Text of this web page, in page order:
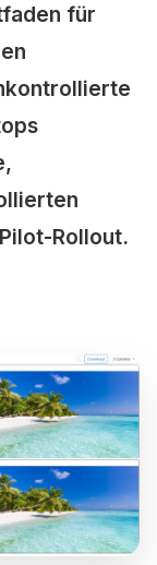
für
Rollout.